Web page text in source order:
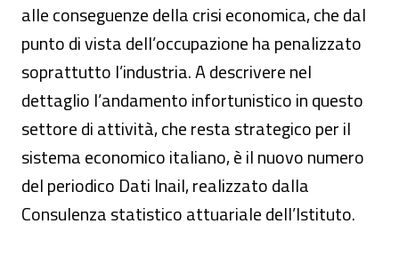
alle conseguenze della crisi economica, che dal
punto di vista dell’occupazione ha penalizzato
soprattutto l’industria. A descrivere nel
dettaglio l’andamento infortunistico in questo
settore di attività, che resta strategico per il
sistema economico italiano, è il nuovo numero
del periodico Dati Inail, realizzato dalla
Consulenza statistico attuariale dell’Istituto.